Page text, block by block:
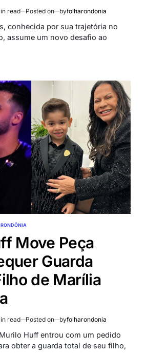
read Posted on byfolharondonia
conhecida por sua trajetória no
assume um novo desafio ao
Move Peça
Guarda
de Marília
read Posted on byfolharondonia
Huff entrou com um pedido
obter a guarda total de seu filho,